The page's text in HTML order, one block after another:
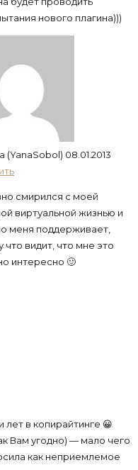
нового плагина)))
(YanaSobol) 08.01.2013
смирился с моей
виртуальной жизнью и
меня поддерживает,
что видит, что мне это
интересно 🙂
в копирайтинге 😀
Вам угодно) — мало чего
как неприемлемое